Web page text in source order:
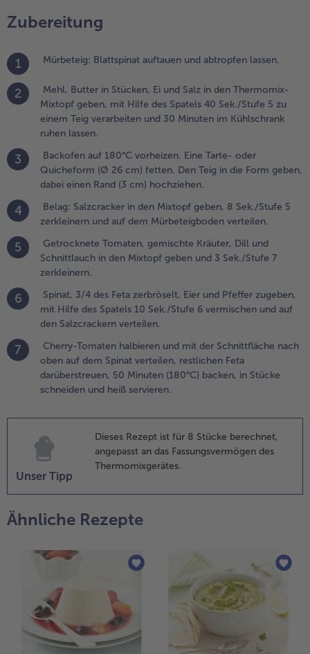
Dill
den
und 3
3/4
und
Hilfe des
10
Stufe 6
der
Spinat
Feta
Minuten
Zubereitung
1 Mürbeteig: Blattspinat auftauen und abtropfen lassen.
2
Mehl, Butter in Stücken, Ei und Salz in den Thermomix-
Mixtopf geben, mit Hilfe des Spatels 40 Sek./Stufe 5 zu
einem Teig verarbeiten und 30 Minuten im Kühlschrank
ruhen lassen.
3
Backofen auf 180°C vorheizen. Eine Tarte- oder
Quicheform (Ø 26 cm) fetten. Den Teig in die Form geben,
dabei einen Rand (3 cm) hochziehen.
4
Belag: Salzcracker in den Mixtopf geben, 8 Sek./Stufe 5
zerkleinern und auf dem Mürbeteigboden verteilen.
5
Getrocknete Tomaten, gemischte Kräuter, Dill und
Schnittlauch in den Mixtopf geben und 3 Sek./Stufe 7
zerkleinern.
6
Spinat, 3/4 des Feta zerbröselt, Eier und Pfeffer zugeben,
mit Hilfe des Spatels 10 Sek./Stufe 6 vermischen und auf
den Salzcrackern verteilen.
7
Cherry-Tomaten halbieren und mit der Schnittfläche nach
oben auf dem Spinat verteilen, restlichen Feta
darüberstreuen, 50 Minuten (180°C) backen, in Stücke
schneiden und heiß servieren.
Unser Tipp
Dieses Rezept ist für 8 Stücke berechnet,
angepasst an das Fassungsvermögen des
Thermomixgerätes.
Ähnliche Rezepte